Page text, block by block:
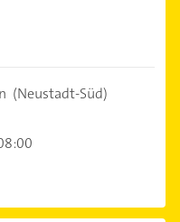
(Neustadt-Süd)